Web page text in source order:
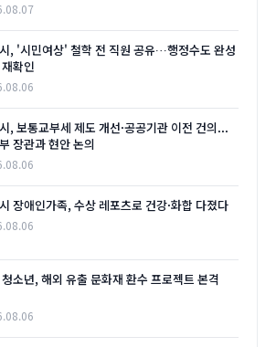
, '시민여상' 철학 전 직원 공유…행정수도 완성
확인
, 보통교부세 제도 개선·공공기관 이전 건의...
장관과 현안 논의
장애인가족, 수상 레포츠로 건강·화합 다졌다
소년, 해외 유출 문화재 환수 프로젝트 본격